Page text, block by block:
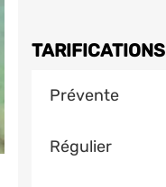
TARIFICATIONS
Prévente
Régulier